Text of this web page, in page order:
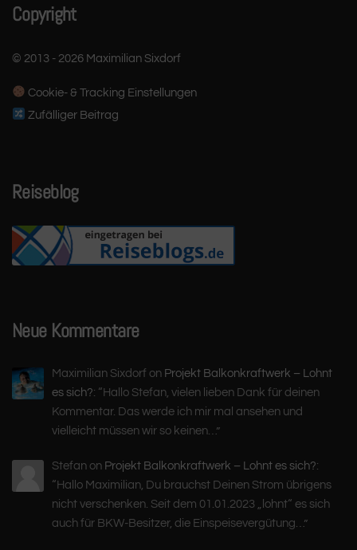
Copyright
© 2013 - 2026 Maximilian Sixdorf
Cookie- & Tracking Einstellungen
Zufälliger Beitrag
Reiseblog
Neue Kommentare
Maximilian Sixdorf on Projekt Balkonkraftwerk – Lohnt
es sich?: “ Hallo Stefan, vielen lieben Dank für deinen
Kommentar. Das werde ich mir mal ansehen und
vielleicht müssen wir so keinen… ”
Stefan on Projekt Balkonkraftwerk – Lohnt es sich?:
“ Hallo Maximilian, Du brauchst Deinen Strom übrigens
nicht verschenken. Seit dem 01.01.2023 „lohnt“ es sich
auch für BKW-Besitzer, die Einspeisevergütung… ”